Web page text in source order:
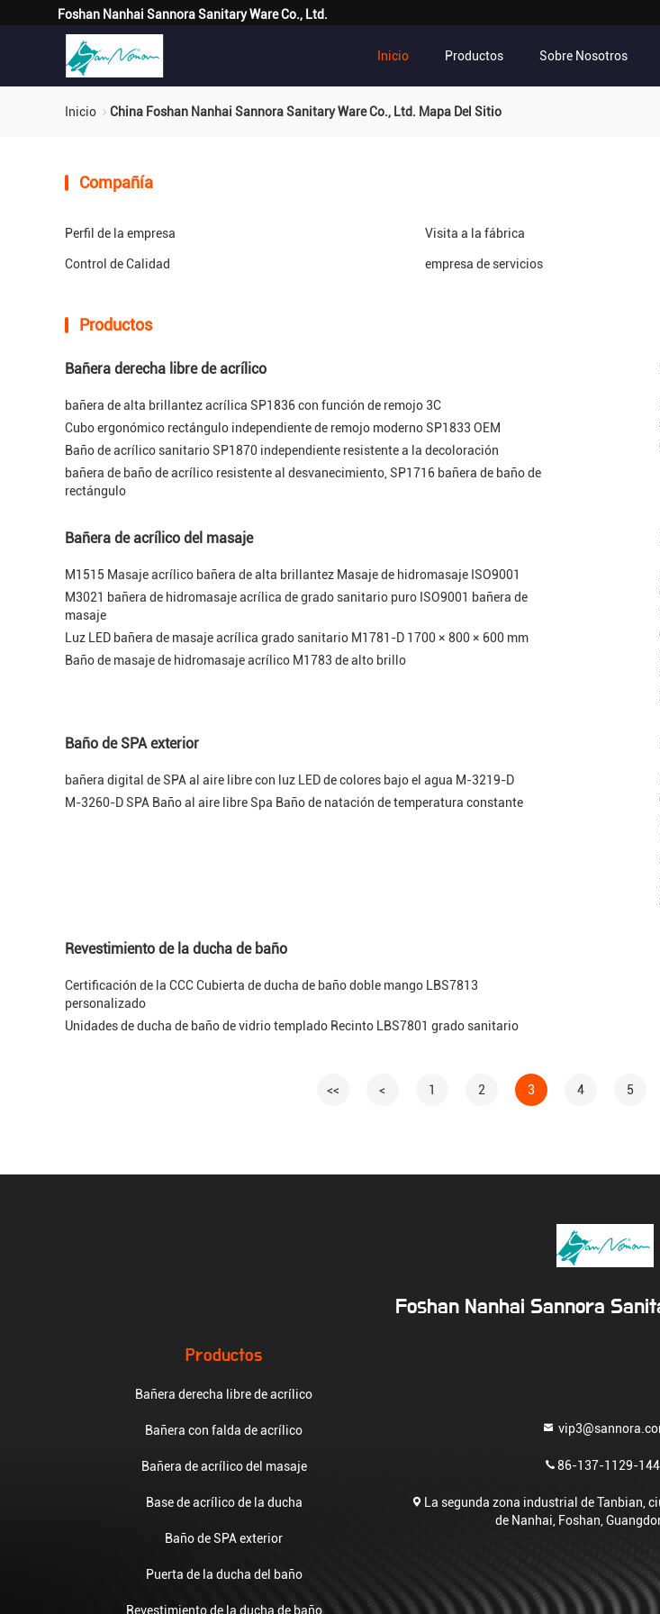
Foshan Nanhai Sannora Sanitary Ware Co., Ltd.
Inicio Productos Sobre Nosotros
Inicio China Foshan Nanhai Sannora Sanitary Ware Co., Ltd. Mapa Del Sitio
Compañía
Perfil de la empresa Visita a la fábrica
Control de Calidad empresa de servicios
Productos
Bañera derecha libre de acrílico
bañera de alta brillantez acrílica SP1836 con función de remojo 3C
Cubo ergonómico rectángulo independiente de remojo moderno SP1833 OEM
Baño de acrílico sanitario SP1870 independiente resistente a la decoloración
bañera de baño de acrílico resistente al desvanecimiento, SP1716 bañera de baño de
rectángulo
Bañera de acrílico del masaje
M1515 Masaje acrílico bañera de alta brillantez Masaje de hidromasaje ISO9001
M3021 bañera de hidromasaje acrílica de grado sanitario puro ISO9001 bañera de
masaje
Luz LED bañera de masaje acrílica grado sanitario M1781-D 1700 × 800 × 600 mm
Baño de masaje de hidromasaje acrílico M1783 de alto brillo
Baño de SPA exterior
bañera digital de SPA al aire libre con luz LED de colores bajo el agua M-3219-D
M-3260-D SPA Baño al aire libre Spa Baño de natación de temperatura constante
Revestimiento de la ducha de baño
Certificación de la CCC Cubierta de ducha de baño doble mango LBS7813
personalizado
Unidades de ducha de baño de vidrio templado Recinto LBS7801 grado sanitario
<< < 1 2 3 4 5
Foshan Nanhai Sannora
Productos
Bañera derecha libre de acrílico
Bañera con falda de acrílico
Bañera de acrílico del masaje
Base de acrílico de la ducha
Baño de SPA exterior
Puerta de la ducha del baño
Revestimiento de la ducha de baño
86-137-1129-
La segunda zona industrial de Tanbian,
de Nanhai, Foshan,